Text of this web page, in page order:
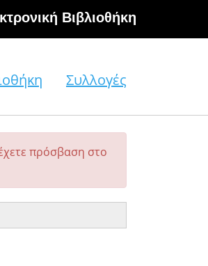
Βιβλιοθήκη
Συλλογές
πρόσβαση στο